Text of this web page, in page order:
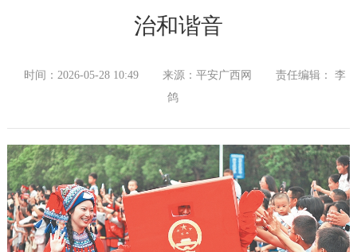
治和谐音
时间：2026-05-28 10:49 来源：平安广西网
责任编辑： 李
鸽